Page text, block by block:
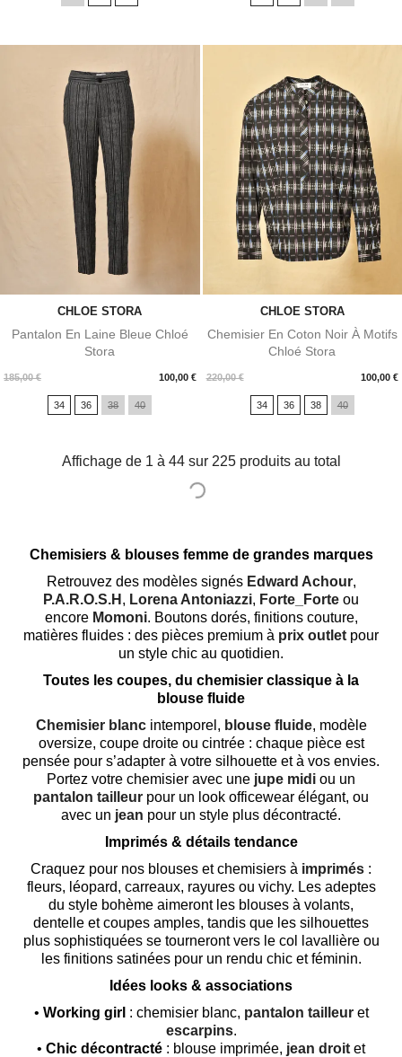
CHLOE STORA
Pantalon En Laine Bleue Chloé
Stora
185,00 € 100,00 €
Prix
34 36 38 40
CHLOE STORA
Chemisier En Coton Noir À Motifs
Chloé Stora
220,00 € 100,00 €
Prix
34 36 38 40
Affichage de 1 à 44 sur 225 produits au total
Chemisiers & blouses femme de grandes marques
Retrouvez des modèles signés Edward Achour,
P.A.R.O.S.H , Lorena Antoniazzi, Forte_Forte ou
encore Momoni. Boutons dorés, finitions couture,
matières fluides : des pièces premium à prix outlet pour
un style chic au quotidien.
Toutes les coupes, du chemisier classique à la
blouse fluide
Chemisier blancintemporel, blouse fluide, modèle
oversize, coupe droite ou cintrée : chaque pièce est
pensée pour s’adapter à votre silhouette et à vos envies.
Portez votre chemisier avec une jupe midi ou un
pantalon tailleur pour un look officewear élégant, ou
avec un jean pour un style plus décontracté.
Imprimés & détails tendance
Craquez pour nos blouses et chemisiers à imprimés :
fleurs, léopard, carreaux, rayures ou vichy. Les adeptes
du style bohème aimeront les blouses à volants,
dentelle et coupes amples, tandis que les silhouettes
plus sophistiquées se tourneront vers le col lavallière ou
les finitions satinées pour un rendu chic et féminin.
Idées looks & associations
• Working girl : chemisier blanc, pantalon tailleuret
escarpins.
• Chic décontracté : blouse imprimée, jean droit et